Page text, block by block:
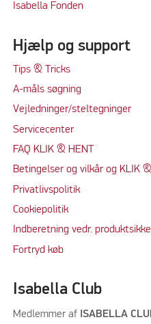
Isabella Fonden
Hjælp og support
Tips & Tricks
A-måls søgning
Vejledninger/steltegninger
Servicecenter
FAQ KLIK & HENT
Betingelser og vilkår og KLIK &
Privatlivspolitik
Cookiepolitik
Indberetning vedr.
Fortryd køb
Isabella Club
Medlemmer afISABELLA